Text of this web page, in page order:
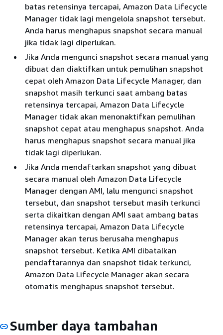
batas retensinya tercapai, Amazon Data Lifecycle
Manager tidak lagi mengelola snapshot tersebut.
Anda harus menghapus snapshot secara manual
jika tidak lagi diperlukan.
Jika Anda mengunci snapshot secara manual yang
dibuat dan diaktifkan untuk pemulihan snapshot
cepat oleh Amazon Data Lifecycle Manager, dan
snapshot masih terkunci saat ambang batas
retensinya tercapai, Amazon Data Lifecycle
Manager tidak akan menonaktifkan pemulihan
snapshot cepat atau menghapus snapshot. Anda
harus menghapus snapshot secara manual jika
tidak lagi diperlukan.
Jika Anda mendaftarkan snapshot yang dibuat
secara manual oleh Amazon Data Lifecycle
Manager dengan AMI, lalu mengunci snapshot
tersebut, dan snapshot tersebut masih terkunci
serta dikaitkan dengan AMI saat ambang batas
retensinya tercapai, Amazon Data Lifecycle
Manager akan terus berusaha menghapus
snapshot tersebut. Ketika AMI dibatalkan
pendaftarannya dan snapshot tidak terkunci,
Amazon Data Lifecycle Manager akan secara
otomatis menghapus snapshot tersebut.
Sumber daya tambahan